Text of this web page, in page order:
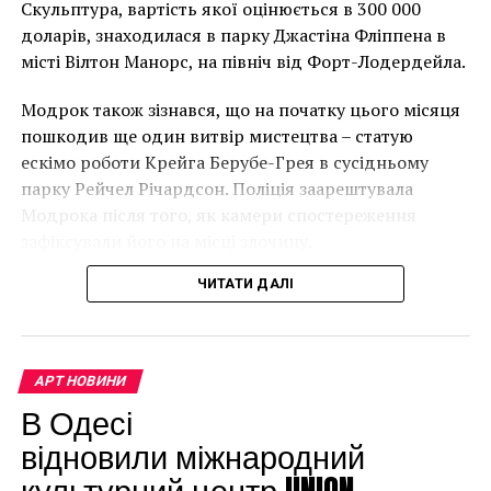
Link
МЕКСИКАНСКИЙ МУЗЕЙ МЕХИКО
САН-ФРАНЦИСКО
НАСТУПНА СТАТТЯ
Шедевры Пуссена были повреждены после ливня
ПОПЕРЕДНЯ СТАТТЯ
Музыкант случайно назвал имя скандального
В інтерв’ю “Таймс” пан Куттс сказав:
“Спочатку це було
неймовірно, але з
розвитком подій це
стало надзвичайно
впевнений, що Бенксі
усвідомлює
непередбачувані
наслідки для власників
будинків. Якби ми
могли повернути час
Скульптура, вартість якої оцінюється в 300 000
доларів, знаходилася в парку Джастіна Фліппена в
місті Вілтон Манорс, на північ від Форт-Лодердейла.
Модрок також зізнався, що на початку цього місяця
пошкодив ще один витвір мистецтва – статую
ескімо роботи Крейга Берубе-Грея в сусідньому
парку Рейчел Річардсон. Поліція заарештувала
Модрока після того, як камери спостереження
ЧИТАТИ ДАЛІ
АРТ НОВИНИ
В Одесі
відновили міжнародний